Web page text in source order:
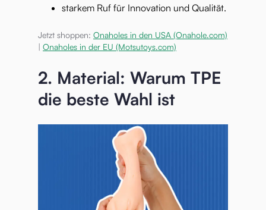
starkem Ruf für Innovation und Qualität.
Jetzt shoppen: Onaholes in den USA (Onahole.com)
| Onaholes in der EU (Motsutoys.com)
2. Material: Warum TPE
die beste Wahl ist